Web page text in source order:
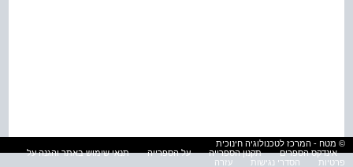
© מטח - המרכז לטכנולוגיה חינוכית
אינדקס הספרים
תקנון הספרייה על הספרייה
תנאי שימוש באתר והגנה על
פרטיות
הסדרי נגישות עזרה